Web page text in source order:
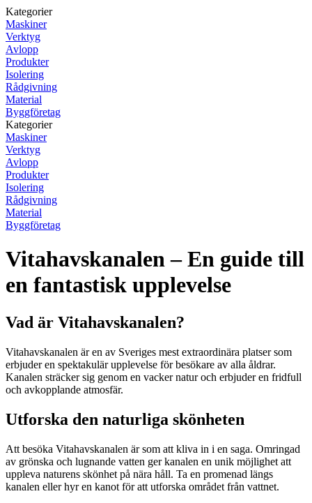
Kategorier
Maskiner
Verktyg
Avlopp
Produkter
Isolering
Rådgivning
Material
Byggföretag
Kategorier
Maskiner
Verktyg
Avlopp
Produkter
Isolering
Rådgivning
Material
Byggföretag
Vitahavskanalen – En guide till
en fantastisk upplevelse
Vad är Vitahavskanalen?
Vitahavskanalen är en av Sveriges mest extraordinära platser som
erbjuder en spektakulär upplevelse för besökare av alla åldrar.
Kanalen sträcker sig genom en vacker natur och erbjuder en fridfull
och avkopplande atmosfär.
Utforska den naturliga skönheten
Att besöka Vitahavskanalen är som att kliva in i en saga. Omringad
av grönska och lugnande vatten ger kanalen en unik möjlighet att
uppleva naturens skönhet på nära håll. Ta en promenad längs
kanalen eller hyr en kanot för att utforska området från vattnet.